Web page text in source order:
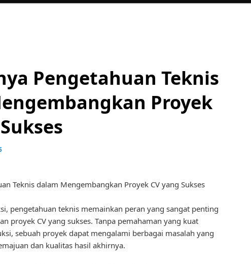
Pengetahuan Teknis
Proyek
Teknis dalam Mengembangkan Proyek CV yang Sukses
pengetahuan teknis memainkan peran yang sangat penting
proyek CV yang sukses. Tanpa pemahaman yang kuat
sebuah proyek dapat mengalami berbagai masalah yang
dan kualitas hasil akhirnya.